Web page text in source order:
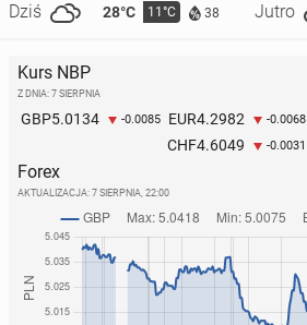
Dziś 28°C 11°C 38 Jutro
Kurs NBP
Z DNIA: 7 SIERPNIA
GBP5.0134 -0.0085 EUR4.2982 -0.0068
CHF4.6049 -0.0031
Forex
AKTUALIZACJA: 7 SIERPNIA, 22:00